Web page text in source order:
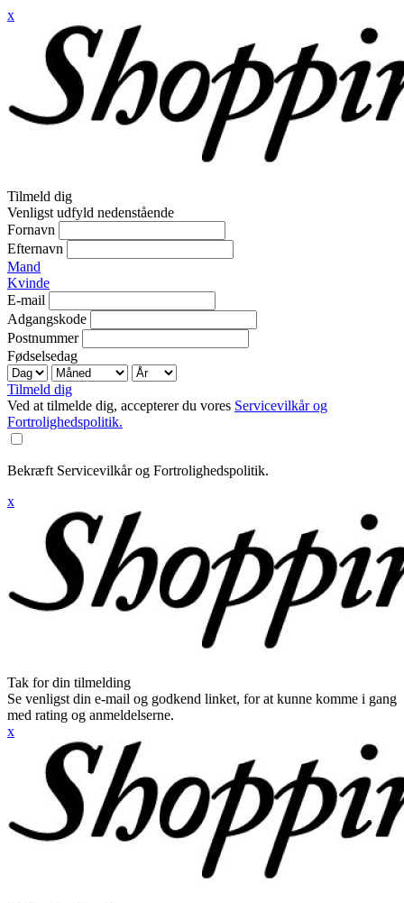
x
Tilmeld dig
Venligst udfyld nedenstående
Fornavn
Efternavn
Mand
Kvinde
E-mail
Adgangskode
Postnummer
Fødselsedag
Tilmeld dig
Ved at tilmelde dig, accepterer du vores Servicevilkår og
Fortrolighedspolitik.
Bekræft Servicevilkår og Fortrolighedspolitik.
x
Tak for din tilmelding
Se venligst din e-mail og godkend linket, for at kunne komme i gang
med rating og anmeldelserne.
x